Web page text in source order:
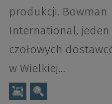
produkcji. Bowman
International, jeden
czołowych
w Wielkiej…